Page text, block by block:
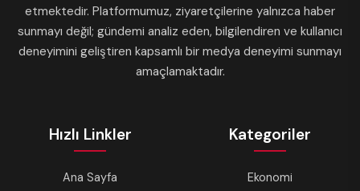
etmektedir. Platformumuz, ziyaretçilerine yalnızca haber
sunmayı değil; gündemi analiz eden, bilgilendiren ve kullanıcı
deneyimini geliştiren kapsamlı bir medya deneyimi sunmayı
amaçlamaktadır.
Hızlı Linkler
Ana Sayfa
Kategoriler
Ekonomi